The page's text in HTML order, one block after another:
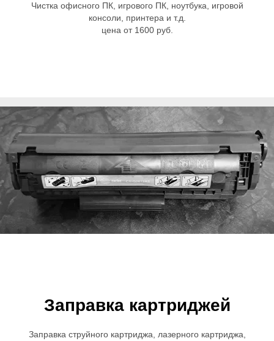
Чистка офисного ПК, игрового ПК, ноутбука, игровой
консоли, принтера и т.д.
цена от 1600 руб.
Заправка картриджей
Заправка струйного картриджа, лазерного картриджа,